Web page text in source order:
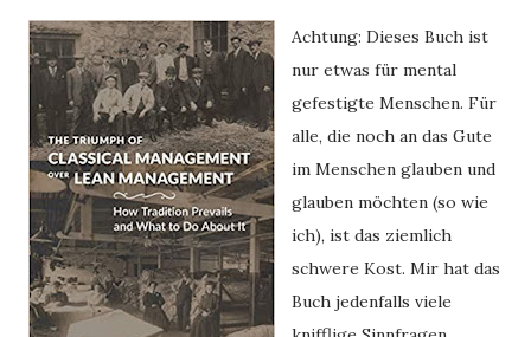
Achtung: Dieses Buch ist
nur etwas für mental
gefestigte Menschen. Für
alle, die noch an das Gute
im Menschen glauben und
glauben möchten (so wie
ich), ist das ziemlich
schwere Kost. Mir hat das
Buch jedenfalls viele